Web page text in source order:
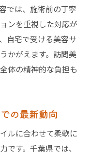
では、施術前の丁寧
ンを重視した対応が
自宅で受ける美容サ
かがえます。訪問美
体の精神的な負担も
の最新動向
ルに合わせて柔軟に
です。千葉県では、